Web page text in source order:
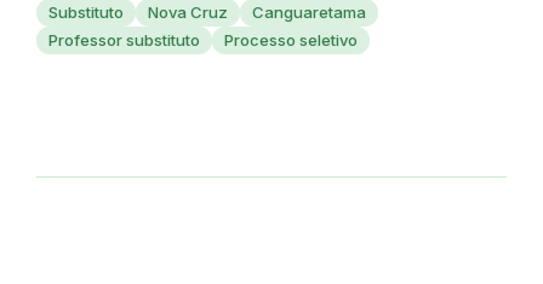
Substituto
Nova Cruz
Canguaretama
Professor substituto
Processo seletivo